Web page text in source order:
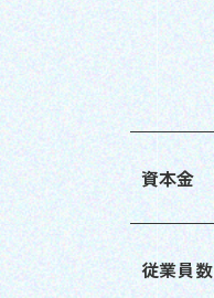
資本金
従業員数